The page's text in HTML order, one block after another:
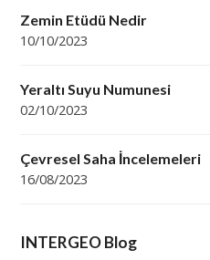
Zemin Etüdü Nedir
10/10/2023
Yeraltı Suyu Numunesi
02/10/2023
Çevresel Saha İncelemeleri
16/08/2023
INTERGEO Blog